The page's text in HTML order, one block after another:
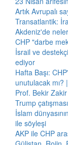
Artık Avrupalı
Transatlantik:
Akdeniz'de
CHP "darbe
İsrail ve
ediyor
Hafta Başı:
unutulacak mı?
Prof. Bekir
Trump çatışması
İslam
ile söyleşi
AKP ile CHP